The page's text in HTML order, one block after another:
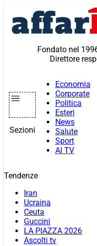
contenuto
Fondato nel
Direttore
Sezioni
Economia
Corporate
Politica
Esteri
News
Salute
Sport
AI TV
Tendenze
Iran
Ucraina
Ceuta
Guccini
LA PIAZZA 2026
Ascolti tv